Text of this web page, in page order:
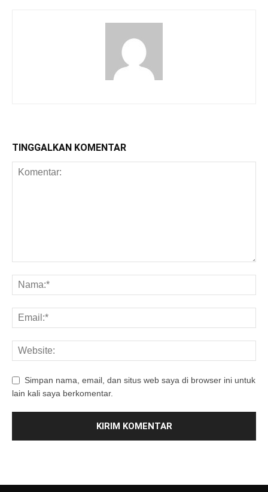
TINGGALKAN KOMENTAR
Simpan nama, email, dan situs web saya di browser ini untuk
lain kali saya berkomentar.